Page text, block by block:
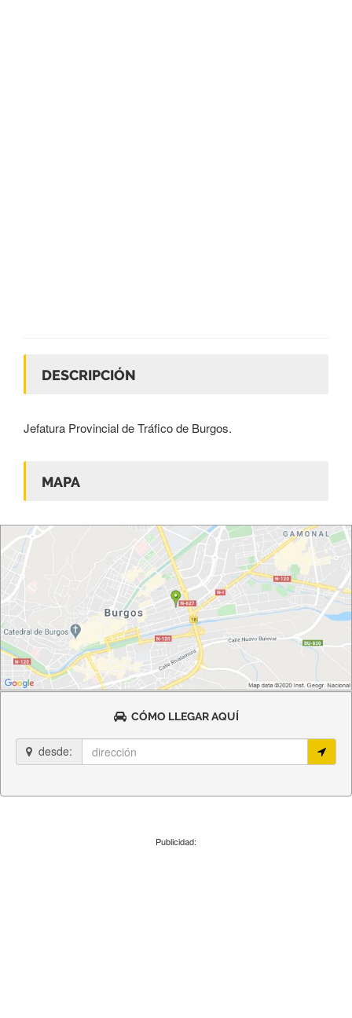
DESCRIPCIÓN
Jefatura Provincial de Tráfico de Burgos.
MAPA
CÓMO LLEGAR AQUÍ
desde:
Publicidad: